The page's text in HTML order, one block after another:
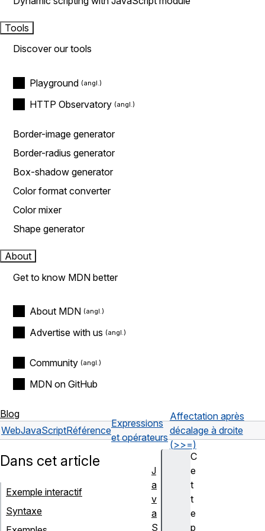
Tools
Discover our tools
Playground
HTTP Observatory
Border-image generator
Border-radius generator
Box-shadow generator
Color format converter
Color mixer
Shape generator
About
Get to know MDN better
About MDN
Advertise with us
Community
MDN on GitHub
Blog
WebJavaScriptRéférence
Expressions
et opérateurs
Affectation après
décalage à droite
(>>=)
C
e
t
t
e
p
Dans cet article
Exemple interactif
Syntaxe
J
a
v
a
S